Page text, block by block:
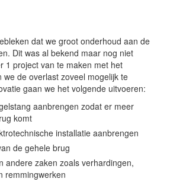
dat we groot onderhoud aan de
Dit was al bekend maar nog niet
1 project van te maken met het
de overlast zoveel mogelijk te
gaan we het volgende uitvoeren:
aanbrengen zodat er meer
komt
installatie aanbrengen
de gehele brug
andere zaken zoals verhardingen,
remmingwerken